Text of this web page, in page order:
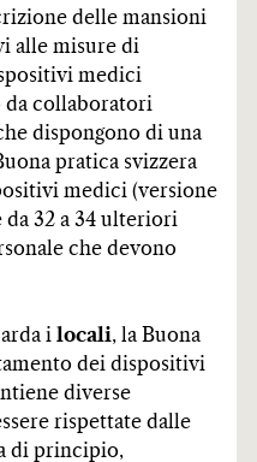
delle mansioni
alle misure di
medici
da collaboratori
dispongono di una
pratica svizzera
medici (versione
da 32 a 34 ulteriori
che devono
i locali, la Buona
dei dispositivi
diverse
rispettate dalle
di principio,